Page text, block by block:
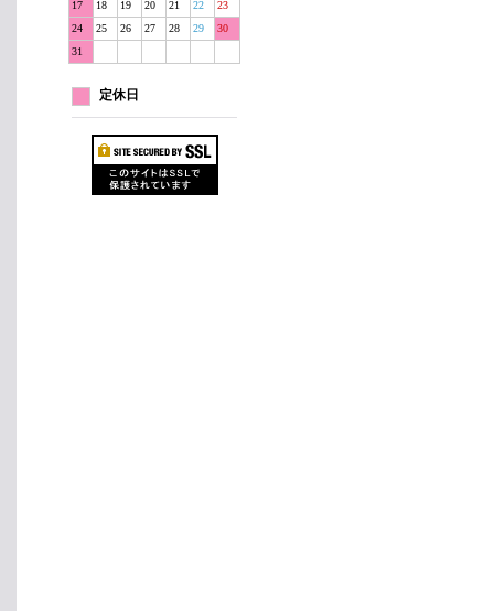
17 18 19 20 21 22
23
24
25 26 27 28 29
30
31
定休日